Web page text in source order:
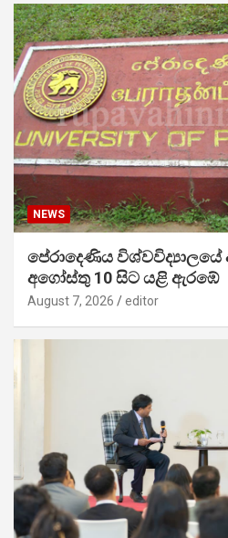
NEWS
පේරාදෙණිය
අගෝස්තු 10 සිට යළි ඇරඹේ
August 7, 2026 editor